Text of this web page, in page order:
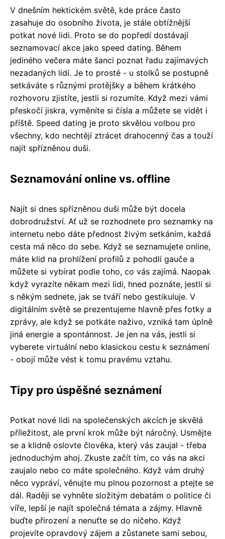
V dnešním hektickém světě, kde práce často
zasahuje do osobního života, je stále obtížnější
potkat nové lidi. Proto se do popředí dostávají
seznamovací akce jako speed dating. Během
jediného večera máte šanci poznat řadu zajímavých
nezadaných lidí. Je to prosté - u stolků se postupně
setkáváte s různými protějšky a během krátkého
rozhovoru zjistíte, jestli si rozumíte. Když mezi vámi
přeskočí jiskra, vyměníte si čísla a můžete se vidět i
příště. Speed dating je proto skvělou volbou pro
všechny, kdo nechtějí ztrácet drahocenný čas a touží
najít spřízněnou duši.
Seznamování online vs. offline
Najít si dnes spřízněnou duši může být docela
dobrodružství. Ať už se rozhodnete pro seznamky na
internetu nebo dáte přednost živým setkáním, každá
cesta má něco do sebe. Když se seznamujete online,
máte klid na prohlížení profilů z pohodlí gauče a
můžete si vybírat podle toho, co vás zajímá. Naopak
když vyrazíte někam mezi lidi, hned poznáte, jestli si
s někým sednete, jak se tváří nebo gestikuluje. V
digitálním světě se prezentujeme hlavně přes fotky a
zprávy, ale když se potkáte naživo, vzniká tam úplně
jiná energie a spontánnost. Je jen na vás, jestli si
vyberete virtuální nebo klasickou cestu k seznámení
- obojí může vést k tomu pravému vztahu.
Tipy pro úspěšné seznámení
Potkat nové lidi na společenských akcích je skvělá
příležitost, ale první krok může být náročný. Usmějte
se a klidně oslovte člověka, který vás zaujal - třeba
jednoduchým ahoj. Zkuste začít tím, co vás na akci
zaujalo nebo co máte společného. Když vám druhý
něco vypráví, věnujte mu plnou pozornost a ptejte se
dál. Raději se vyhněte složitým debatám o politice či
víře, lepší je najít společná témata a zájmy. Hlavně
buďte přirození a nenuťte se do ničeho. Když
projevíte opravdový zájem a zůstanete sami sebou,